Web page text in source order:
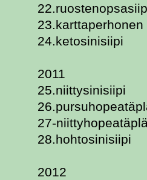
23.karttaperhonen
24.ketosinisiipi
2011
25.niittysinisiipi
27-
28.hohtosinisiipi
2012